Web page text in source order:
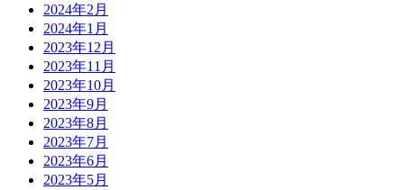
2024年2月
2024年1月
2023年12月
2023年11月
2023年10月
2023年9月
2023年8月
2023年7月
2023年6月
2023年5月